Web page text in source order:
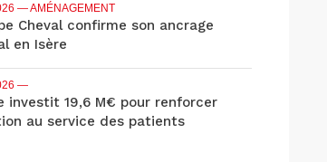
— AMÉNAGEMENT
Cheval confirme son ancrage
en Isère
—
investit 19,6 M€ pour renforcer
au service des patients